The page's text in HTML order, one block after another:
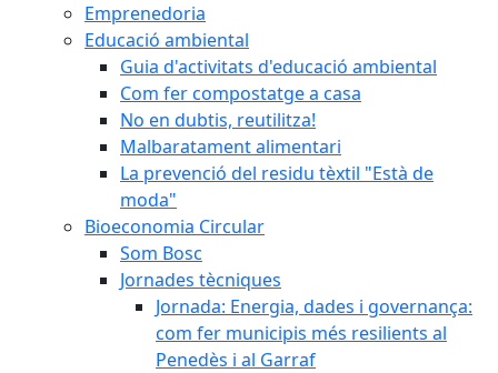
Emprenedoria
Educació ambiental
Guia d'activitats d'educació ambiental
Com fer compostatge a casa
No en dubtis, reutilitza!
Malbaratament alimentari
La prevenció del residu tèxtil "Està de
moda"
Bioeconomia Circular
Som Bosc
Jornades tècniques
Jornada: Energia, dades i governança:
com fer municipis més resilients al
Penedès i al Garraf